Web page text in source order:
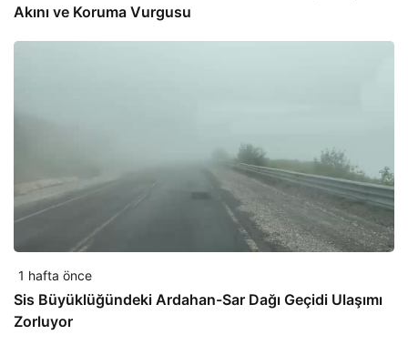
Akını ve Koruma Vurgusu
1 hafta önce
Sis Büyüklüğündeki Ardahan-Sar Dağı Geçidi Ulaşımı
Zorluyor